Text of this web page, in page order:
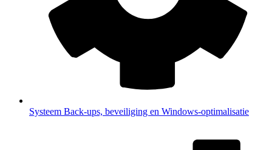
Systeem Back-ups, beveiliging en Windows-optimalisatie